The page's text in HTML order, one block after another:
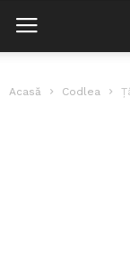
Acasă Codlea